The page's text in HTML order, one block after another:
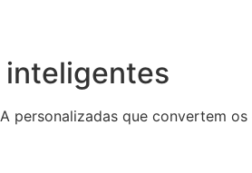
inteligentes
personalizadas que convertem